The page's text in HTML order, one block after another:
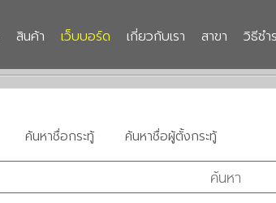
สินค้า เว็บบอร์ด เกี่ยวกับเรา สาขา วิธีชำ
ค้นหาชื่อกระทู้ ค้นหาชื่อผู้ตั้งกระทู้